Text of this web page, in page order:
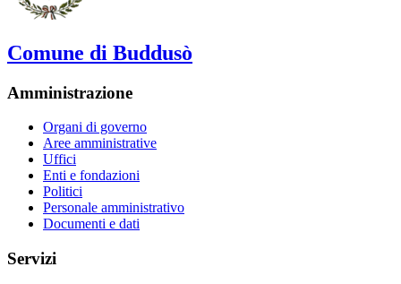
Comune di Buddusò
Amministrazione
Organi di governo
Aree amministrative
Uffici
Enti e fondazioni
Politici
Personale amministrativo
Documenti e dati
Servizi